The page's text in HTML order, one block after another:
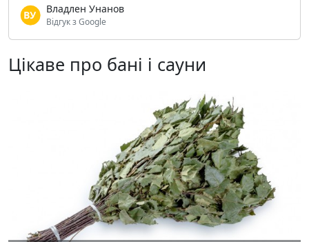
Владлен Унанов
Відгук з Google
Цікаве про бані і сауни